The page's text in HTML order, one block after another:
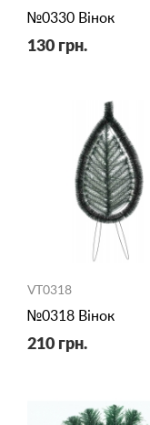
№0330 Вінок
130 грн.
VT0318
№0318 Вінок
210 грн.